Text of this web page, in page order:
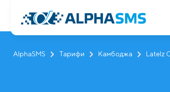
AlphaSMS Тарифи Камбоджа Latelz